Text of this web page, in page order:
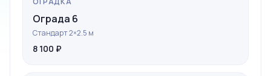
Ограда 6
Ограда 6
Стандарт 2×2.5 м
8 100 ₽